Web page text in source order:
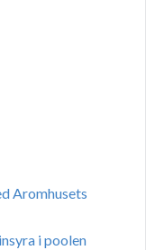
Aromhusets
i poolen